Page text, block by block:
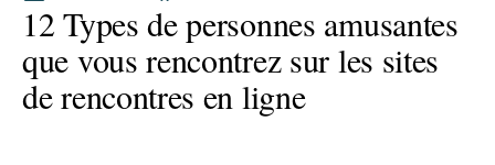
12 Types de personnes amusantes
que vous rencontrez sur les sites
de rencontres en ligne